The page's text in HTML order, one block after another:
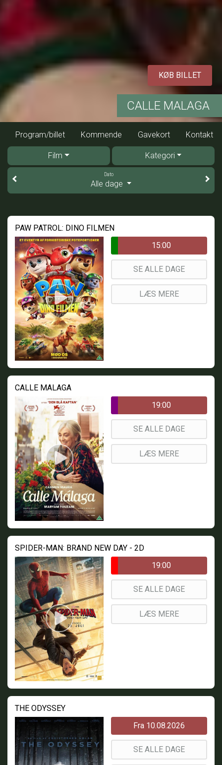
CALLE MALAGA
KØB BILLET
Program/billet Kommende Gavekort Kontakt
Film Kategori
Dato
Alle dage
PAW PATROL: DINO FILMEN
15:00
SE ALLE DAGE
LÆS MERE
CALLE MALAGA
19:00
SE ALLE DAGE
LÆS MERE
SPIDER-MAN: BRAND NEW DAY - 2D
19:00
SE ALLE DAGE
LÆS MERE
THE ODYSSEY
Fra 10.08.2026
SE ALLE DAGE